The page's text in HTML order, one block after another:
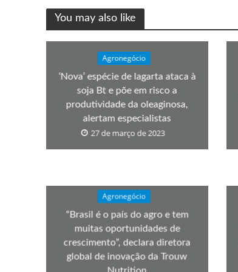
You may also like
Agronegócio
‘Nova’ espécie de lagarta ataca à
soja Bt e põe em risco a
produtividade da oleaginosa,
alertam especialistas
27 de março de 2023
Agronegócio
“Brasil é o país do agro e tem
muitas oportunidades de
crescimento”, declara diretora
global de inovação da Trouw